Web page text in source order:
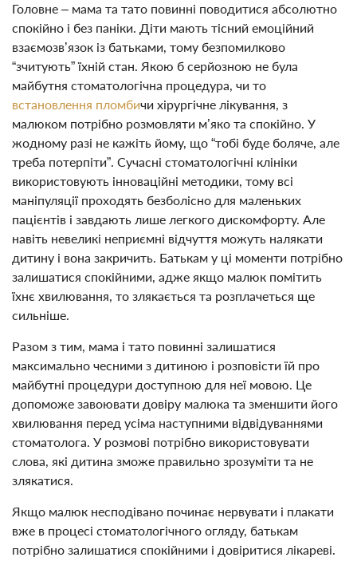
Головне – мама та тато повинні поводитися абсолютно
спокійно і без паніки. Діти мають тісний емоційний
взаємозв’язок із батьками, тому безпомилково
“зчитують” їхній стан. Якою б серйозною не була
майбутня стоматологічна процедура, чи то
встановлення пломбичи хірургічне лікування, з
малюком потрібно розмовляти м’яко та спокійно. У
жодному разі не кажіть йому, що “тобі буде боляче, але
треба потерпіти”. Сучасні стоматологічні клініки
використовують інноваційні методики, тому всі
маніпуляції проходять безболісно для маленьких
пацієнтів і завдають лише легкого дискомфорту. Але
навіть невеликі неприємні відчуття можуть налякати
дитину і вона закричить. Батькам у ці моменти потрібно
залишатися спокійними, адже якщо малюк помітить
їхнє хвилювання, то злякається та розплачеться ще
сильніше.
Разом з тим, мама і тато повинні залишатися
максимально чесними з дитиною і розповісти їй про
майбутні процедури доступною для неї мовою. Це
допоможе завоювати довіру малюка та зменшити його
хвилювання перед усіма наступними відвідуваннями
стоматолога. У розмові потрібно використовувати
слова, які дитина зможе правильно зрозуміти та не
злякатися.
Якщо малюк несподівано починає нервувати і плакати
вже в процесі стоматологічного огляду, батькам
потрібно залишатися спокійними і довіритися лікареві.